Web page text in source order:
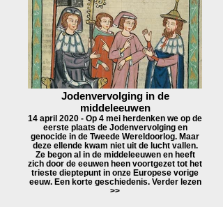
Jodenvervolging in de
middeleeuwen
14 april 2020 - Op 4 mei herdenken we op de
eerste plaats de Jodenvervolging en
genocide in de Tweede Wereldoorlog. Maar
deze ellende kwam niet uit de lucht vallen.
Ze begon al in de middeleeuwen en heeft
zich door de eeuwen heen voortgezet tot het
trieste dieptepunt in onze Europese vorige
eeuw. Een korte geschiedenis. Verder lezen
>>